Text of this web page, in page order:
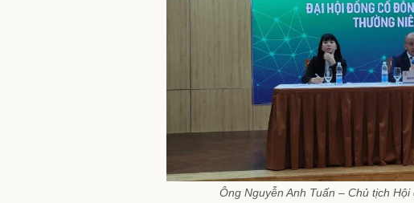
Ông Nguyễn Anh Tuấn – Chủ tịch